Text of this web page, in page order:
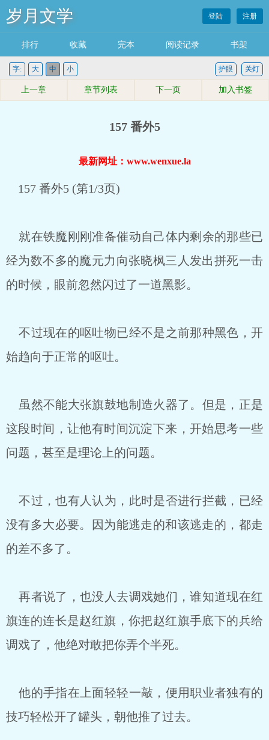
岁月文学 登陆 注册
排行 收藏 完本 阅读记录 书架
字: 大 中 小 关灯
护眼
上一章 章节列表 下一页 加入书签
157 番外5
最新网址：www.wenxue.la
157 番外5 (第1/3页)
就在铁魔刚刚准备催动自己体内剩余的那些已
经为数不多的魔元力向张晓枫三人发出拼死一击
的时候，眼前忽然闪过了一道黑影。
不过现在的呕吐物已经不是之前那种黑色，开
始趋向于正常的呕吐。
虽然不能大张旗鼓地制造火器了。但是，正是
这段时间，让他有时间沉淀下来，开始思考一些
问题，甚至是理论上的问题。
不过，也有人认为，此时是否进行拦截，已经
没有多大必要。因为能逃走的和该逃走的，都走
的差不多了。
再者说了，也没人去调戏她们，谁知道现在红
旗连的连长是赵红旗，你把赵红旗手底下的兵给
调戏了，他绝对敢把你弄个半死。
他的手指在上面轻轻一敲，便用职业者独有的
技巧轻松开了罐头，朝他推了过去。